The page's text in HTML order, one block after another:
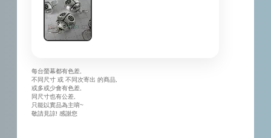
每台螢幕都有色差,
不同尺寸 或 不同次寄出 的商品,
或多或少會有色差,
同尺寸也有公差,
只能以實品為主唷~
敬請見諒! 感謝您